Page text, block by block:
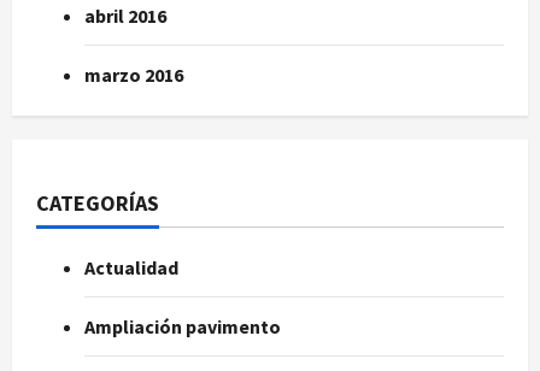
abril 2016
marzo 2016
CATEGORÍAS
Actualidad
Ampliación pavimento